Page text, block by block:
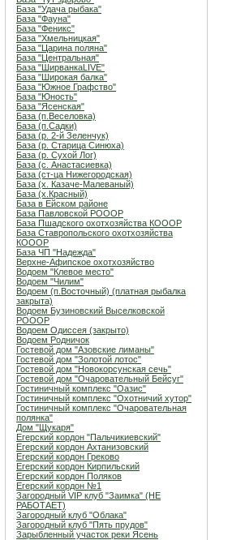
База "Удача рыбака"
База "Фауна"
База "Феникс"
База "Хмельницкая"
База "Царина поляна"
База "Центральная"
База "ШирванкаLIVE"
База "Широкая балка"
База "Южное Графство"
База "Юность"
База "Ясенская"
База (п.Веселовка)
База (п.Садки)
База (р. 2-й Зеленчук)
База (р. Старица Синюха)
База (р. Сухой Лог)
База (с. Анастасиевка)
База (ст-ца Нижегородская)
База (х. Казаче-Малеваный)
База (х.Красный)
База в Ейском районе
База Павловской РОООР
База Пшадского охотхозяйства КОООР
База Ставропольского охотхозяйства
КОООР
База ЧП "Надежда"
Верхне-Афипское охотхозяйство
Водоем "Клевое место"
Водоем "Чилим"
Водоем (п.Восточный) (платная рыбалка
закрыта)
Водоем Бузиновский Выселковской
РОООР
Водоем Одиссея (закрыто)
Водоем Родничок
Гостевой дом "Азовские лиманы"
Гостевой дом "Золотой лотос"
Гостевой дом "Новокорсунская сечь"
Гостевой дом "Очаровательный Бейсуг"
Гостиничный комплекс "Оазис"
Гостиничный комплекс "Охотничий хутор"
Гостиничный комплекс "Очаровательная
полянка"
Дом "Щукаря"
Егерский кордон "Пальчикиевский"
Егерский кордон Ахтанизовский
Егерский кордон Греково
Егерский кордон Кирпильский
Егерский кордон Поляков
Егерский кордон №1
Загородный VIP клуб "Заимка" (НЕ
РАБОТАЕТ)
Загородный клуб "Облака"
Загородный клуб "Пять прудов"
Зарыбленный участок реки Ясень